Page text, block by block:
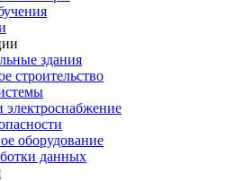
здания
строительство
электроснабжение
оборудование
данных